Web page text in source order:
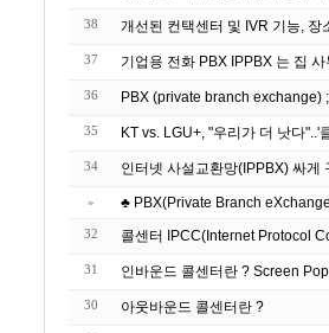
38 개선된 컨택센터 및 IVR 기능, 장
37 기업용 전화 PBX
36 PBX (private branch exchange)
35 KT vs. LGU+, "우리가 더 낫다"..'
34 인터넷 사설교환망(IPPBX) 싸게
» ♣ PBX(Private Branch
32 콜센터 IPCC(Internet Protocol
31 인바운드 콜센터
30 아웃바운드 콜센터란 ?